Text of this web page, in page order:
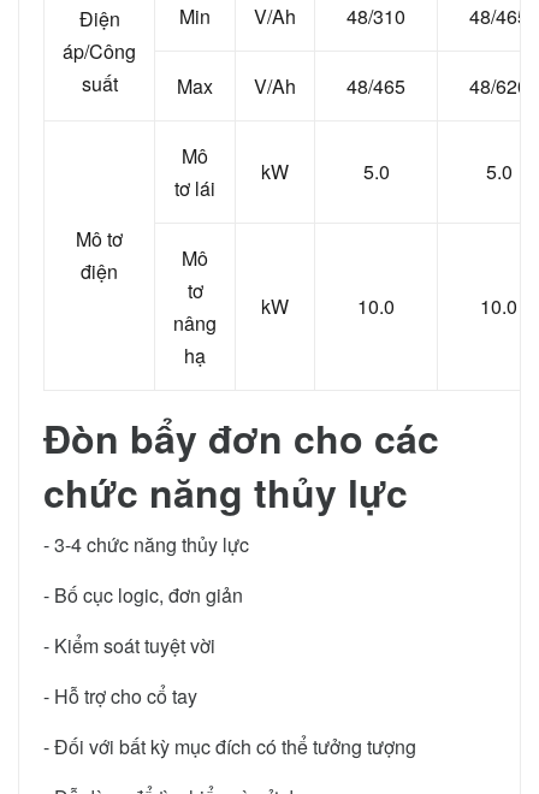
Điện
áp/Công
suất
Min V/Ah 48/310 48/465
Max V/Ah 48/465 48/620
Mô tơ
điện
Mô
tơ lái
kW 5.0 5.0
Mô
tơ
nâng
hạ
kW 10.0 10.0
Đòn bẩy đơn cho các
chức năng thủy lực
- 3-4 chức năng thủy lực
- Bố cục logic, đơn giản
- Kiểm soát tuyệt vời
- Hỗ trợ cho cổ tay
- Đối với bất kỳ mục đích có thể tưởng tượng